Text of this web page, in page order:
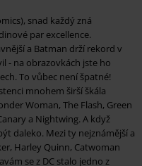
snad každý zná
par excellence.
a Batman drží rekord v
- na obrazovkách jste ho
To vůbec není špatné!
mnohem širší škála
Woman, The Flash, Green
a Nightwing. A když
daleko. Mezi ty nejznámější a
Harley Quinn, Catwoman
se z DC stalo jedno z